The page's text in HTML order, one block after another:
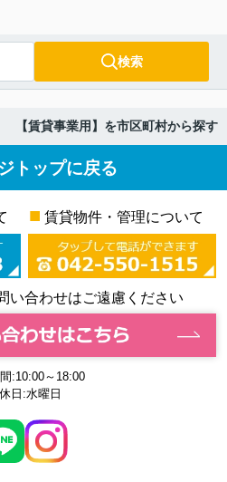
検索
【賃貸事業用】を市区町村から探す
トップに戻る
■ 賃貸物件・管理について
い合わせはご遠慮ください
:10:00～18:00
日:水曜日